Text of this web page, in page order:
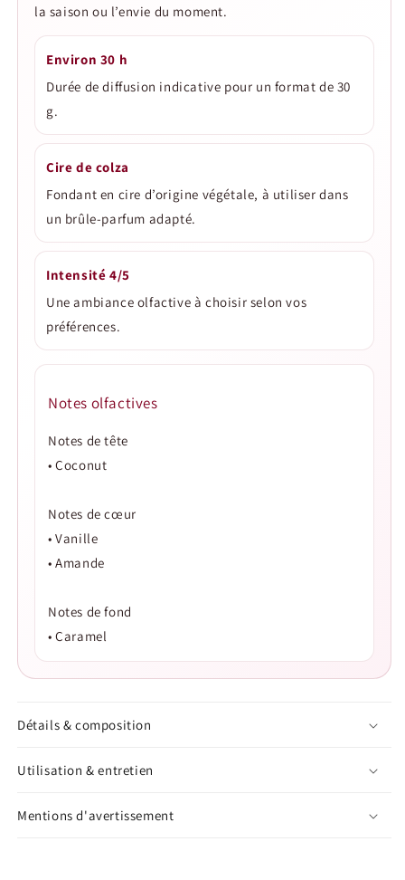
la saison ou l’envie du moment.
Environ 30 h
Durée de diffusion indicative pour un format de 30
g.
Cire de colza
Fondant en cire d’origine végétale, à utiliser dans
un brûle-parfum adapté.
Intensité 4/5
Une ambiance olfactive à choisir selon vos
préférences.
Notes olfactives
Notes de tête
• Coconut
Notes de cœur
• Vanille
• Amande
Notes de fond
• Caramel
Détails & composition
Utilisation & entretien
Mentions d'avertissement